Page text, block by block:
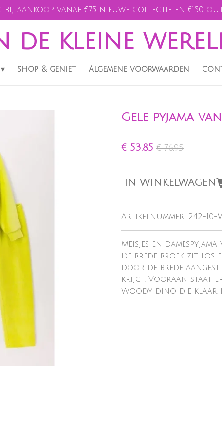
bij aankoop vanaf €75 nieuwe collectie en €150
de kleine
shop & geniet Algemene voorwaarden
Gele pyjama
€ 53,85 € 76,95
IN WINKELWAGEN
Artikelnummer: 242-10-
Meisjes en
De brede broek zit los
door de brede
krijgt. Vooraan staat
Woody dino, die klaar